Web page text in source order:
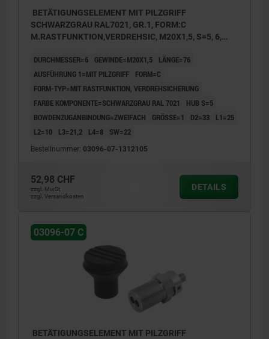
BETÄTIGUNGSELEMENT MIT PILZGRIFF
SCHWARZGRAU RAL7021, GR.1, FORM:C
M.RASTFUNKTION,VERDREHSIC, M20X1,5, S=5, 6,
DURCHMESSER=6 GEWINDE=M20X1,5
LÄNGE=76
AUSFÜHRUNG 1=MIT PILZGRIFF
FORM=C
FORM-TYP=MIT RASTFUNKTION, VERDREHSICHERUNG
FARBE KOMPONENTE=SCHWARZGRAU RAL 7021
HUB S=5
BOWDENZUGANBINDUNG=ZWEIFACH
GRÖSSE=1 D2=33
L1=25
L2=10
L3=21,2 L4=8 SW=22
Bestellnummer: 03096-07-1312105
52,98 CHF
zzgl. MwSt.
zzgl. Versandkosten
DETAILS
03096-07 C
BETÄTIGUNGSELEMENT MIT PILZGRIFF